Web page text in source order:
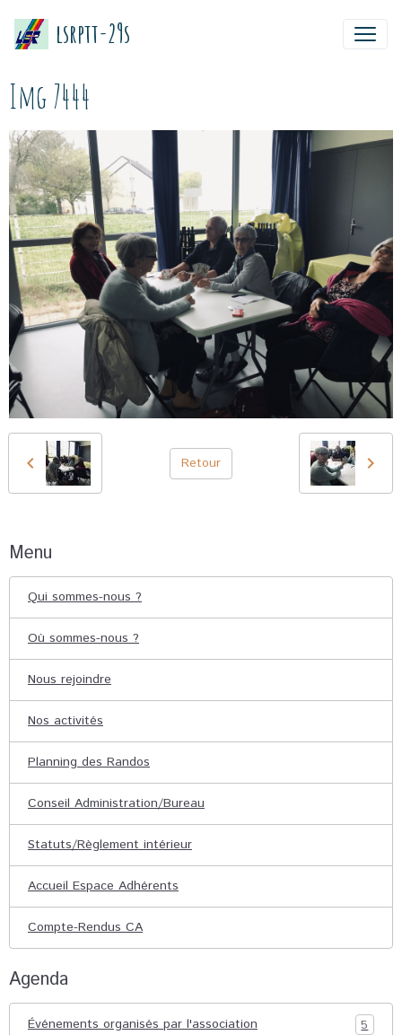
lsrptt-29s
Img 7444
Retour
Menu
Qui sommes-nous ?
Où sommes-nous ?
Nous rejoindre
Nos activités
Planning des Randos
Conseil Administration/Bureau
Statuts/Règlement intérieur
Accueil Espace Adhérents
Compte-Rendus CA
Agenda
Événements organisés par l'association 5